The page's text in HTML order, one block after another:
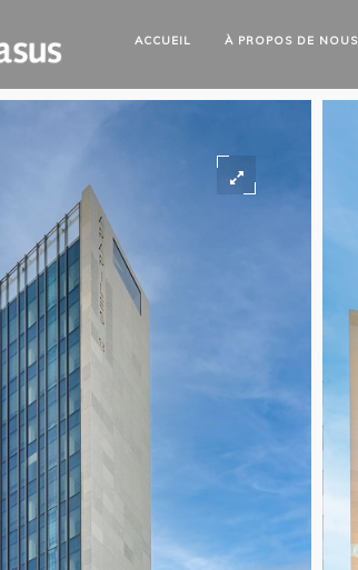
ACCUEIL À PROPOS DE NOUS